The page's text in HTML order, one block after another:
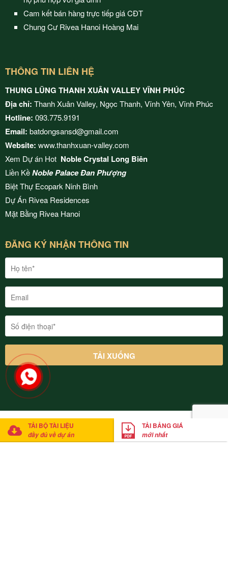
Cam kết bán hàng trực tiếp giá CĐT
Chung Cư Rivea Hanoi Hoàng Mai
THÔNG TIN LIÊN HỆ
THUNG LŨNG THANH XUÂN VALLEY VĨNH PHÚC
Địa chỉ: Thanh Xuân Valley, Ngọc Thanh, Vĩnh Yên, Vĩnh Phúc
Hotline: 093.775.9191
Email: batdongsansd@gmail.com
Website: www.thanhxuan-valley.com
Xem Dự án Hot Noble Crystal Long Biên
Liền KềNoble Palace Đan Phượng
Biệt Thự Ecopark Ninh Bình
Dự Án Rivea Residences
Mặt Bằng Rivea Hanoi
ĐĂNG KÝ NHẬN THÔNG TIN
© 2022 Thung Lũng Thanh Xuân Valley Vĩnh Phúc. Cung cấp bởi
Mathsoft Việt Nam
TẢI BỘ TÀI LIỆU
đầy đủ về dự án
TẢI BẢNG GIÁ
mới nhất